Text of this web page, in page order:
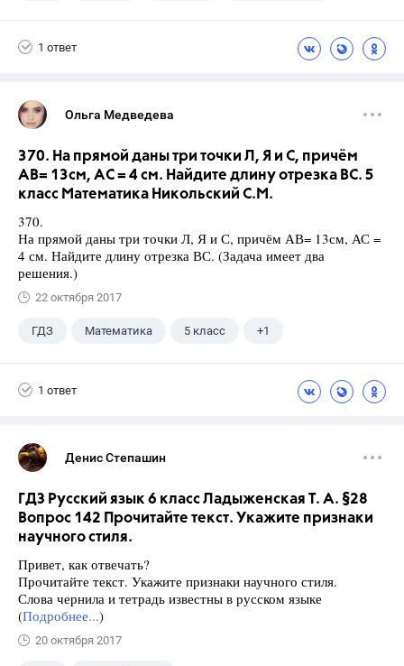
1 ответ
Ольга Медведева
370. На прямой даны три точки Л, Я и С, причём
АВ= 13см, АС = 4 см. Найдите длину отрезка ВС. 5
класс Математика Никольский С.М.
370.
На прямой даны три точки Л, Я и С, причём АВ= 13см, АС =
4 см. Найдите длину отрезка ВС. (Задача имеет два
решения.)
22 октября 2017
ГДЗ Математика 5 класс +1
1 ответ
Денис Степашин
ГДЗ Русский язык 6 класс Ладыженская Т. А. §28
Вопрос 142 Прочитайте текст. Укажите признаки
научного стиля.
Привет, как отвечать?
Прочитайте текст. Укажите признаки научного стиля.
Слова чернила и тетрадь известны в русском языке
(Подробнее...)
20 октября 2017